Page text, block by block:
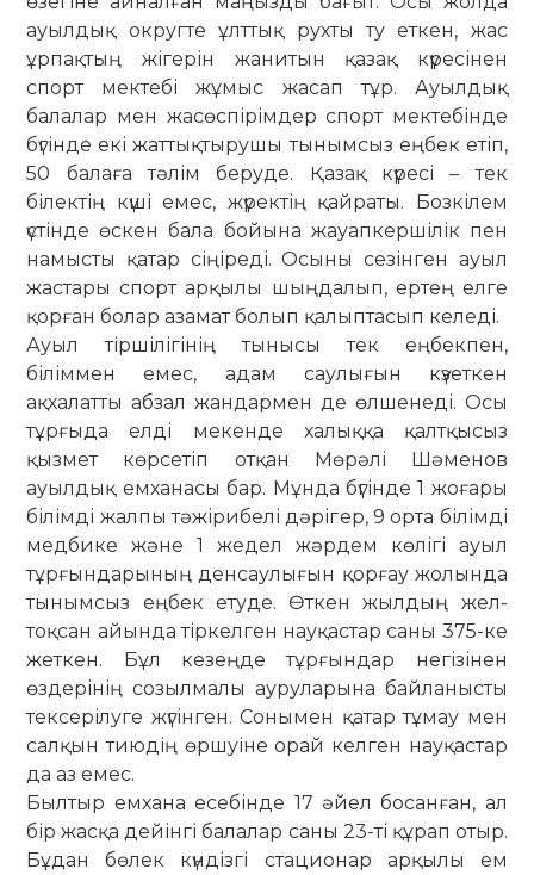
ауылдық округте ұлт­тық рухты ту еткен, жас
ұрпақтың жігерін жанитын қазақ күресінен
спорт мектебі жұмыс жасап тұр. Ауылдық
балалар мен жасөспірімдер спорт мектебінде
бүгінде екі жаттықтырушы тынымсыз еңбек етіп,
50 балаға тәлім беруде. Қазақ күресі – тек
білектің күші емес, жүректің қайраты. Бозкілем
үстінде өскен бала бойына жауапкершілік пен
намысты қатар сіңіреді. Осыны се­зінген ауыл
жастары спорт арқылы шың­­далып, ертең елге
қорған болар аза­мат болып қалыптасып келеді.
Ауыл тіршілігінің тынысы тек ең­бекпен,
біліммен емес, адам саулығын күзет­кен
ақхалатты абзал жандармен де өлшенеді. Осы
тұрғыда елді ме­кенде халыққа қалтқысыз
қызмет көр­сетіп отқан Мөрәлі Шәменов
ауылдық емха­насы бар. Мұнда бүгінде 1 жоғары
бі­лімді жалпы тәжірибелі дәрігер, 9 орта білімді
медбике және 1 жедел жәрдем көлігі ауыл
тұрғындарының ден­­саулығын қорғау жолында
тыным­сыз еңбек етуде. Өткен жылдың жел­
тоқсан айында тіркелген науқастар саны 375-ке
жеткен. Бұл кезеңде тұр­ғындар негізінен
өздерінің созылмалы ауруларына байланысты
тексерілуге жүгінген. Сонымен қатар тұмау мен
салқын тиюдің өршуіне орай келген науқастар
да аз емес.
Былтыр емхана есебінде 17 әйел босанған, ал
бір жасқа дейінгі балалар саны 23-ті құрап отыр.
Бұдан бөлек күн­дізгі стационар арқылы ем